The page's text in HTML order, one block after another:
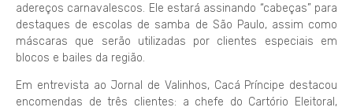
adereços carnavalescos. Ele estará assinando “cabeças” para
destaques de escolas de samba de São Paulo, assim como
máscaras que serão utilizadas por clientes especiais em
blocos e bailes da região.
Em entrevista ao Jornal de Valinhos, Cacá Príncipe destacou
encomendas de três clientes: a chefe do Cartório Eleitoral,